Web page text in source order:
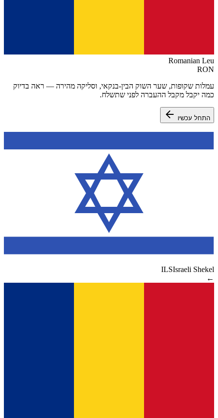
Romanian Leu
RON
עמלות שקופות, שער השוק הבין-בנקאי, וסליקה מהירה — ראה בדיוק
כמה יקבל מקבל ההעברה לפני שתשלח.
התחל עכשיו
ILSIsraeli Shekel
←